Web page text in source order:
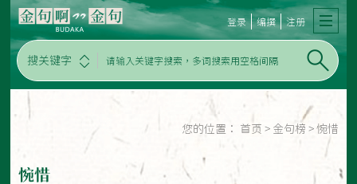
搜关键字
登录 编撰 注册
您的位置： 首页 > 金句榜 > 惋惜
惋惜